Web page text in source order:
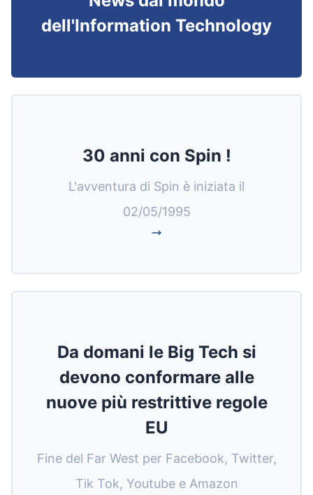
dell'Information Technology
30 anni con Spin !
L'avventura di Spin è iniziata il
02/05/1995
Da domani le Big Tech si
devono conformare alle
nuove più restrittive regole
EU
Fine del Far West per Facebook, Twitter,
Tik Tok, Youtube e Amazon